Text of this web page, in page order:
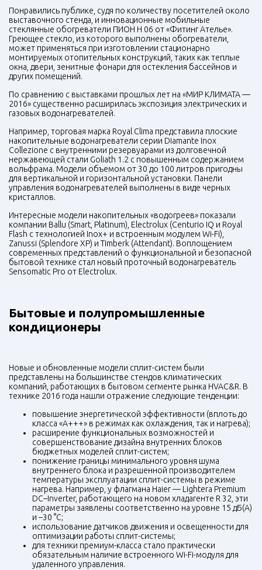
Понравились публике, судя по количеству посетителей около
выставочного стенда, и инновационные мобильные
стеклянные обогреватели ПИОН Н 06 от «Фитинг Ателье».
Греющее стекло, из которого выполнены обогреватели,
может применяться при изготовлении стационарно
монтируемых отопительных конструкций, таких как теплые
окна, двери, зенитные фонари для остекления бассейнов и
других помещений.
По сравнению с выставками прошлых лет на «МИР КЛИМАТА —
2016» существенно расширилась экспозиция электрических и
газовых водонагревателей.
Например, торговая марка Royal Clima представила плоские
накопительные водонагреватели серии Diamante Inox
Collezione с внутренними резервуарами из долговечной
нержавеющей стали Goliath 1.2 с повышенным содержанием
вольфрама. Модели объемом от 30 до 100 литров пригодны
для вертикальной и горизонтальной установки. Панели
управления водонагревателей выполнены в виде черных
кристаллов.
Интересные модели накопительных «водогреев» показали
компании Ballu (Smart, Platinum), Electrolux (Centurio IQ и Royal
Flash с технологией Inox+ и встроенным модулем Wi-Fi),
Zanussi (Splendore XP) и Timberk (Attendant). Воплощением
современных представлений о функциональной и безопасной
бытовой технике стал новый проточный водонагреватель
Sensomatic Pro от Electrolux.
Бытовые и полупромышленные
кондиционеры
Новые и обновленные модели сплит-систем были
представлены на большинстве стендов климатических
компаний, работающих в бытовом сегменте рынка HVAC&R. В
технике 2016 года нашли отражение следующие тенденции:
повышение энергетической эффективности (вплоть до
класса «А+++» в режимах как охлаждения, так и нагрева);
расширение функциональных возможностей и
совершенствование дизайна внутренних блоков
бюджетных моделей сплит-систем;
понижение границы минимального уровня шума
внутреннего блока и разрешенной производителем
температуры эксплуатации сплит-системы в режиме
нагрева. Например, у флагмана Haier — Lightera Premium
DC–Inverter, работающего на новом хладагенте R 32, эти
параметры заявлены соответственно на уровне 15 дБ(А)
и –30 °С;
использование датчиков движения и освещенности для
оптимизации работы сплит-системы;
для техники премиум-класса стало практически
обязательным наличие встроенного Wi-Fi-модуля для
удаленного управления.